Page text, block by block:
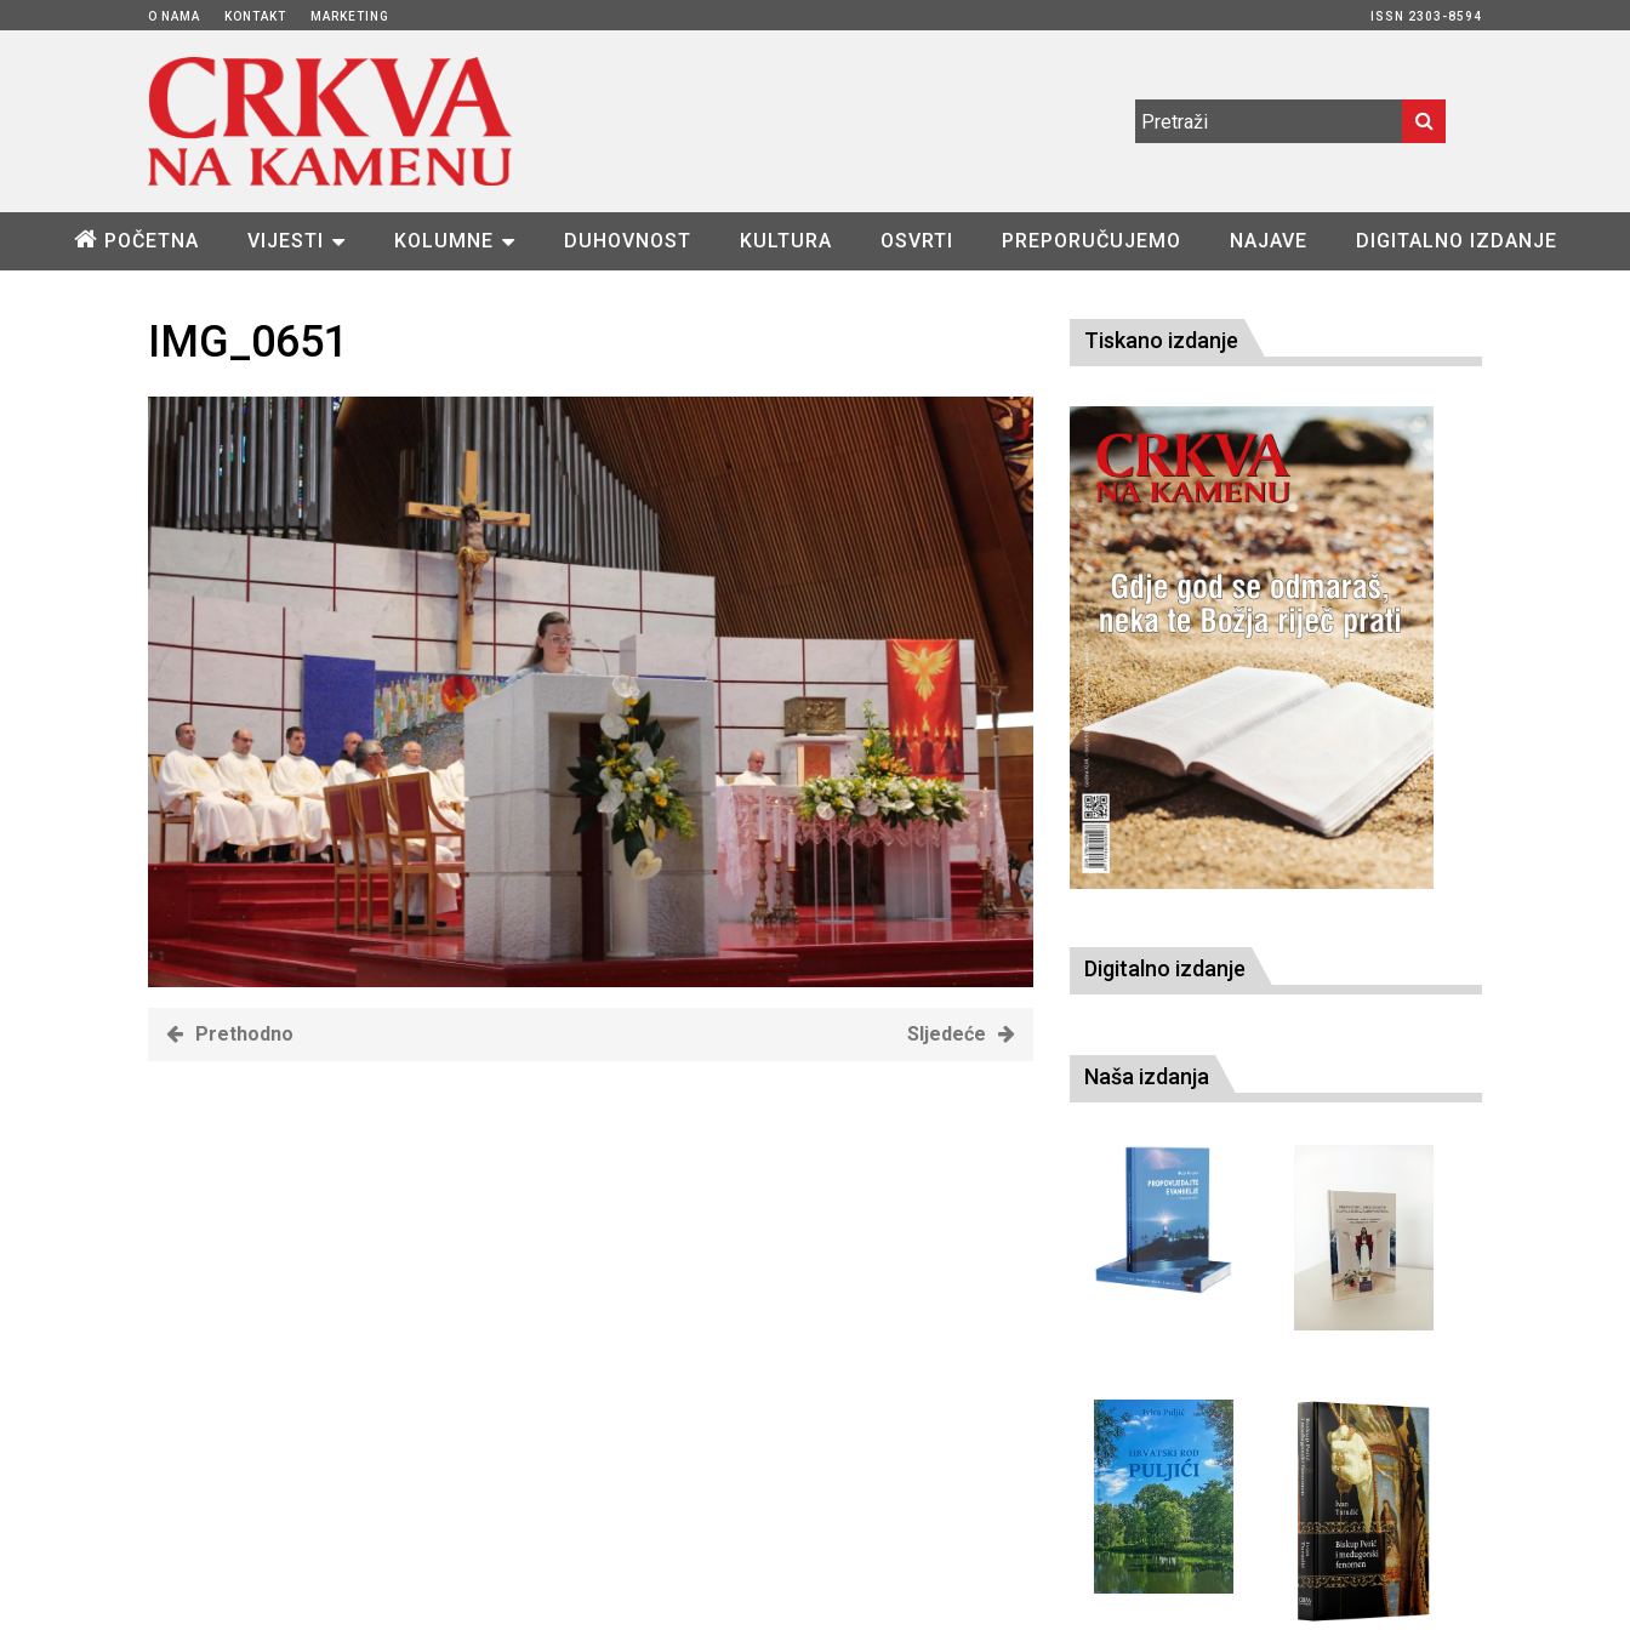
O NAMA KONTAKT MARKETING ISSN 2303-8594
POČETNA VIJESTI KOLUMNE DUHOVNOST KULTURA OSVRTI PREPORUČUJEMO NAJAVE DIGITALNO IZDANJE
IMG_0651
Prethodno Sljedeće
Tiskano izdanje
Digitalno izdanje
Naša izdanja